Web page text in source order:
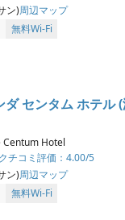
ン)周辺マップ
無料Wi-Fi
ダ センタム ホテル
Centum Hotel
クチコミ評価： 4.00/5
ン)周辺マップ
無料Wi-Fi